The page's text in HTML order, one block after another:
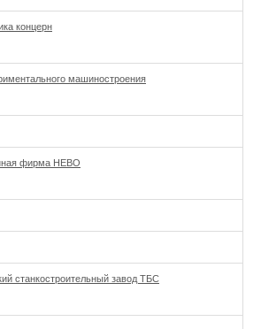
концерн
машиностроения
фирма НЕВО
станкостроительный завод ТБС